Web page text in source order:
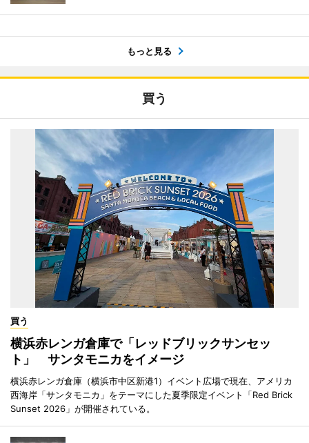
もっと見る
買う
買う
横浜赤レンガ倉庫で「レッドブリックサンセッ
ト」 サンタモニカをイメージ
横浜赤レンガ倉庫（横浜市中区新港1）イベント広場で現在、アメリカ
西海岸「サンタモニカ」をテーマにした夏季限定イベント「Red Brick
Sunset 2026」が開催されている。